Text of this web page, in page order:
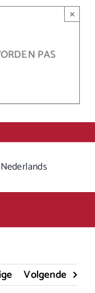
PAS
×
Nederlands
Volgende